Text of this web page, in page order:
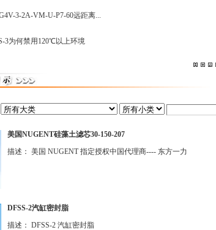
3-2A-VM-U-P7-60远距离...
3为何禁用120℃以上环境
美国NUGENT硅藻土滤芯30-150-207
描述： 美国 NUGENT 指定授权中国代理商---- 东方一力
DFSS-2汽缸密封脂
描述： DFSS-2 汽缸密封脂